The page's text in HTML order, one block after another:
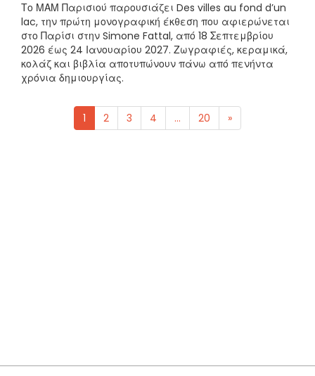
Το ΜΑΜ Παρισιού παρουσιάζει Des villes au fond d’un
lac, την πρώτη μονογραφική έκθεση που αφιερώνεται
στο Παρίσι στην Simone Fattal, από 18 Σεπτεμβρίου
2026 έως 24 Ιανουαρίου 2027. Ζωγραφιές, κεραμικά,
κολάζ και βιβλία αποτυπώνουν πάνω από πενήντα
χρόνια δημιουργίας.
1 2 3 4 ... 20 »